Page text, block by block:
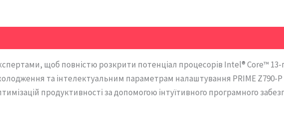
щоб повністю розкрити потенціал процесорів Intel® Core™ 13-
та інтелектуальним параметрам налаштування PRIME Z790-P
продуктивності за допомогою інтуїтивного програмного